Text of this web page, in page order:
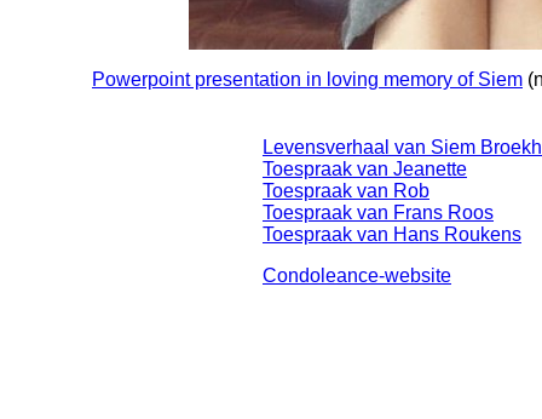
Powerpoint presentation in loving memory of Siem
Levensverhaal van Siem
Toespraak van Jeanette
Toespraak van Rob
Toespraak van Frans Roos
Toespraak van Hans Roukens
Condoleance-website